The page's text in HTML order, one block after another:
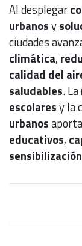
Al desplegar
urbanosy
ciudades
climática,
calidad del
saludables. La
escolaresy la
urbanos
educativos,
sensibilización